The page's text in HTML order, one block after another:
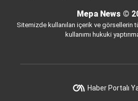
Mepa News ©
Sitemizde kullanılan içerik ve görsellerin
kullanımı hukuki
Haber Portalı